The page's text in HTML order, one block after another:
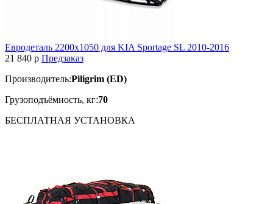
Евродеталь 2200х1050 для KIA Sportage SL 2010-2016
21 840 p Предзаказ
Производитель:Piligrim (ED)
Грузоподъёмность, кг:70
БЕСПЛАТНАЯ УСТАНОВКА